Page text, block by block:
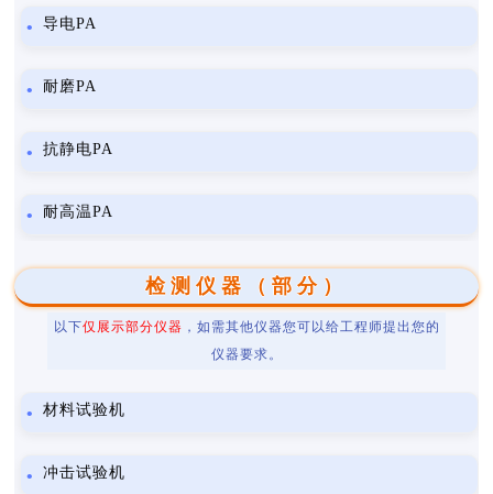
导电PA
耐磨PA
抗静电PA
耐高温PA
检测仪器（部分）
以下仅展示部分仪器 ，如需其他仪器您可以给工程师提出您的
仪器要求。
材料试验机
冲击试验机